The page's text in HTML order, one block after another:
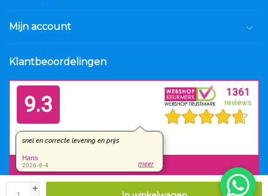
+
Mijn account
Klantbeoordelingen